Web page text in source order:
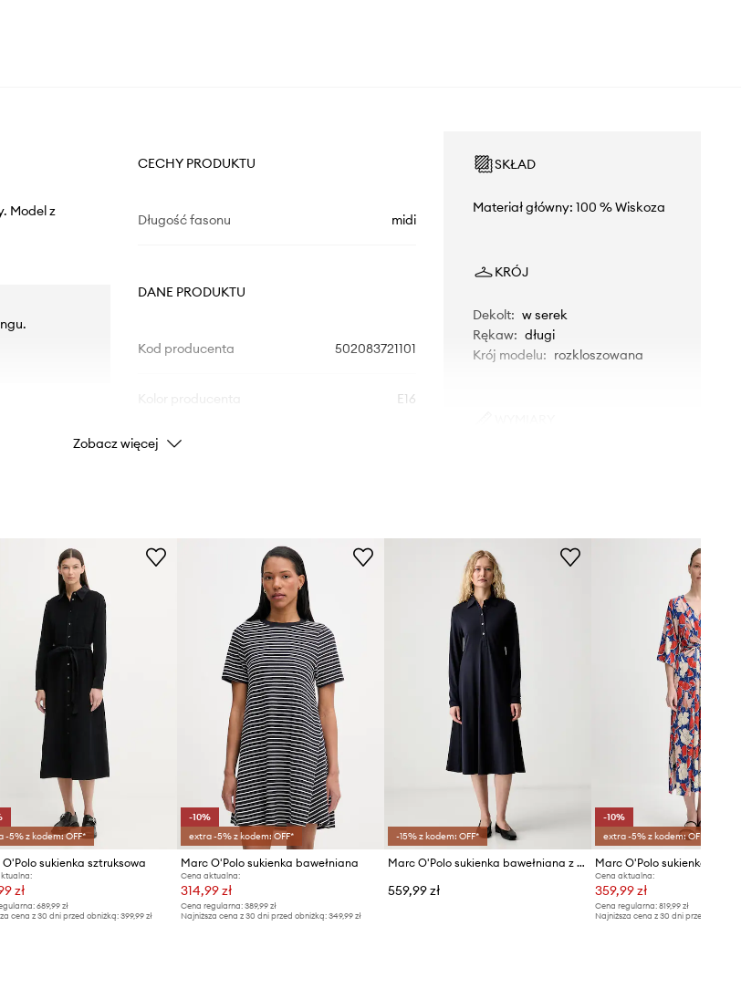
Model z
CECHY PRODUKTU
Długość fasonu midi
DANE PRODUKTU
Kod producenta 502083721101
E16
Kolor
ID Produktu
SKŁAD
Materiał główny: 100 % Wiskoza
KRÓJ
Dekolt: w serek
Rękaw: długi
Krój modelu: rozkloszowana
zazwyczaj.
Tabela rozmiarów
Zobacz więcej
-5% z kodem: OFF*
sukienka sztruksowa
zł
689,99 zł
cena z 30 dni przed obniżką: 399,99 zł
-10%
extra -5% z kodem: OFF*
Marc O'Polo sukienka bawełniana
Cena aktualna:
314,99 zł
Cena regularna: 389,99 zł
Najniższa cena z 30 dni przed obniżką: 349,99 zł
-15% z kodem: OFF*
Marc O'Polo sukienka bawełniana z elastanem
559,99 zł
-10%
extra -5% z kodem: OFF*
Marc O'Polo sukienka
Cena aktualna:
359,99 zł
Cena regularna: 819,99 zł
Najniższa cena z 30 dni przed obniżką: